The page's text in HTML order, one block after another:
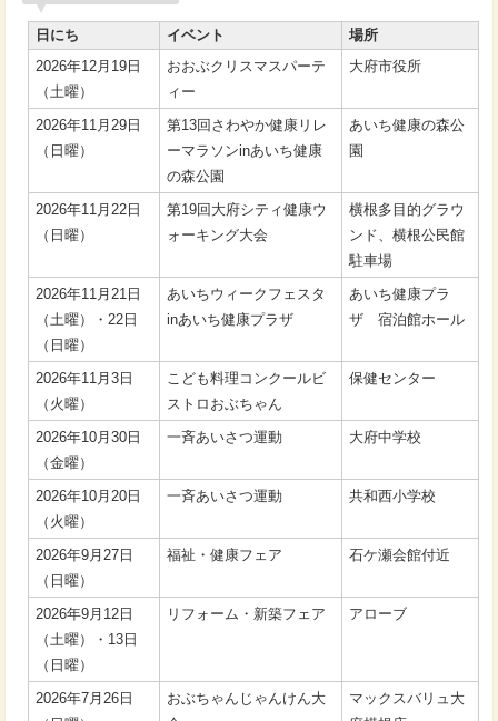
日にち イベント
場所
2026年12月19日
（土曜）
おおぶクリスマスパーテ
ィー
大府市役所
2026年11月29日
（日曜）
第13回さわやか健康リレ
ーマラソンinあいち健康
の森公園
あいち健康の森公
園
2026年11月22日
（日曜）
第19回大府シティ健康ウ
ォーキング大会
横根多目的グラウ
ンド、横根公民館
駐車場
2026年11月21日
（土曜）・22日
（日曜）
あいちウィークフェスタ
inあいち健康プラザ
あいち健康プラ
ザ 宿泊館ホール
2026年11月3日
（火曜）
こども料理コンクールビ
ストロおぶちゃん
保健センター
2026年10月30日
（金曜）
一斉あいさつ運動 大府中学校
2026年10月20日
（火曜）
一斉あいさつ運動 共和西小学校
2026年9月27日
（日曜）
福祉・健康フェア 石ケ瀬会館付近
2026年9月12日
（土曜）・13日
（日曜）
リフォーム・新築フェア アローブ
2026年7月26日
おぶちゃんじゃんけん大
マックスバリュ大